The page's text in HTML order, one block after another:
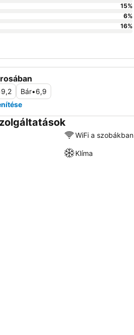
9,2 Bár•6,9
15%
6%
16%
WiFi a szobákban
Klíma